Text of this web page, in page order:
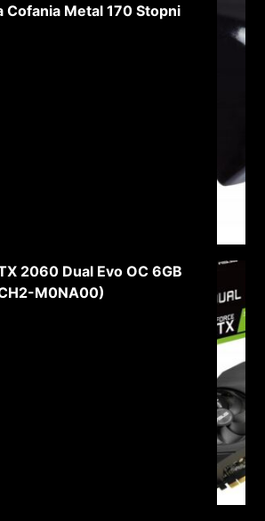
Cofania Metal 170 Stopni
2060 Dual Evo OC 6GB
M0NA00)